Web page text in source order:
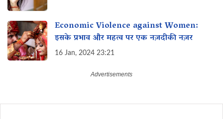
Economic Violence against Women:
इसके प्रभाव और महत्व पर एक नज़दीकी नज़र
16 Jan, 2024 23:21